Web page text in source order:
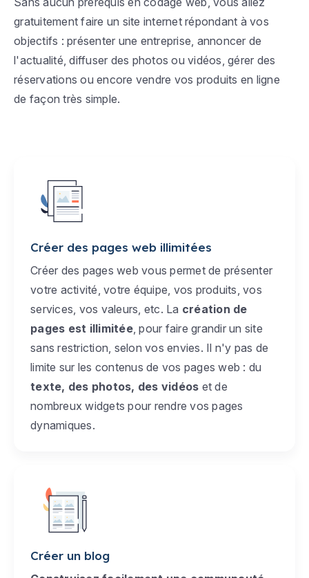
gratuitement faire un site internet répondant à vos
objectifs : présenter une entreprise, annoncer de
l'actualité, diffuser des photos ou vidéos, gérer des
réservations ou encore vendre vos produits en ligne
de façon très simple.
Créer des pages web illimitées
Créer des pages web vous permet de présenter
votre activité, votre équipe, vos produits, vos
services, vos valeurs, etc. La création de
pages est illimitée, pour faire grandir un site
sans restriction, selon vos envies. Il n'y pas de
limite sur les contenus de vos pages web : du
texte, des photos, des vidéos et de
nombreux widgets pour rendre vos pages
dynamiques.
Créer un blog